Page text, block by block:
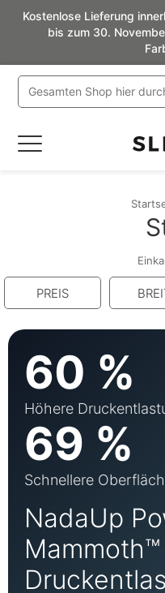
Kostenlose Lieferung
bis zum 30.
Navigation
PREIS
60 %
Höhere
69 %
Schnellere
NadaUp